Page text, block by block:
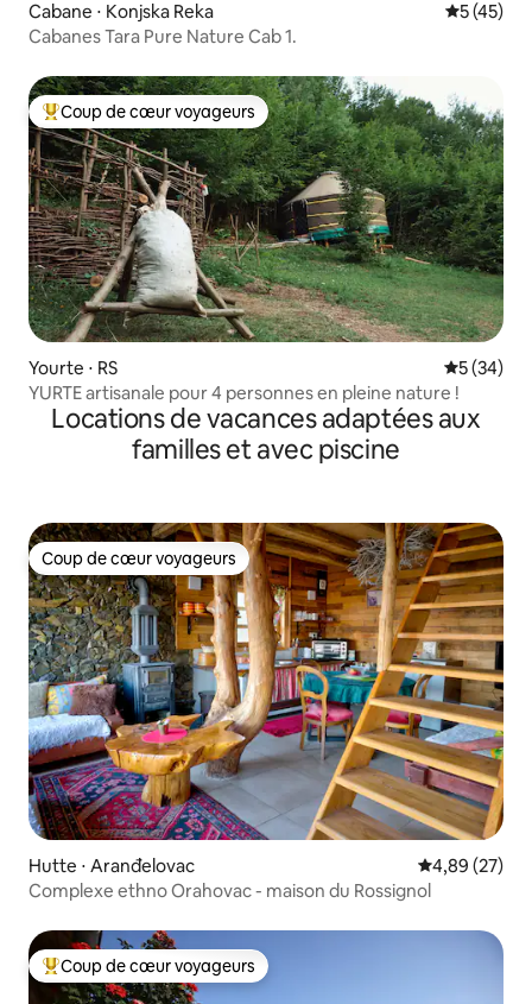
Cabane ⋅ Konjska Reka
5 (45)
Cabanes Tara Pure Nature Cab 1.
Coups de cœur voyageurs les plus appréciés
Coup de cœur voyageurs
Yourte ⋅ RS
5 (34)
YURTE artisanale pour 4 personnes en pleine nature !
Locations de vacances adaptées aux
familles et avec piscine
Coup de cœur voyageurs
Coup de cœur voyageurs
Hutte ⋅ Aranđelovac Évaluation
4,89 (27)
Complexe ethno Orahovac - maison du Rossignol
Coups de cœur voyageurs les plus appréciés
Coup de cœur voyageurs